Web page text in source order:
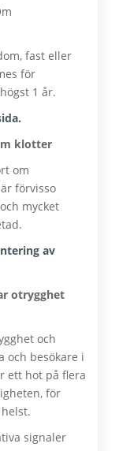
fast eller
för
1 år.
klotter
om
förvisso
mycket
av
otrygghet
och
och besökare i
ett hot på flera
för
signaler